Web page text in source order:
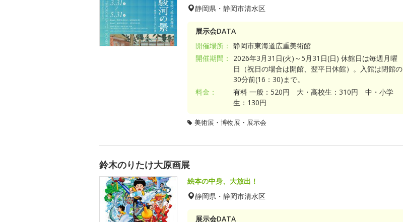
静岡県・静岡市清水区
展示会DATA
開催場所： 静岡市東海道広重美術館
開催期間：
2026年3月31日(火)～5月31日(日) 休館日は毎週月曜
日（祝日の場合は開館、翌平日休館）。入館は閉館の
30分前(16：30)まで。
料金：
有料 一般：520円 大・高校生：310円 中・小学
生：130円
美術展・博物展・展示会
鈴木のりたけ大原画展
絵本の中身、大放出！
静岡県・静岡市清水区
展示会DATA